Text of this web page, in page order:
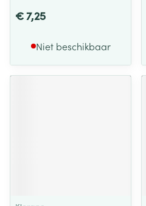
€ 7,25
Niet beschikbaar